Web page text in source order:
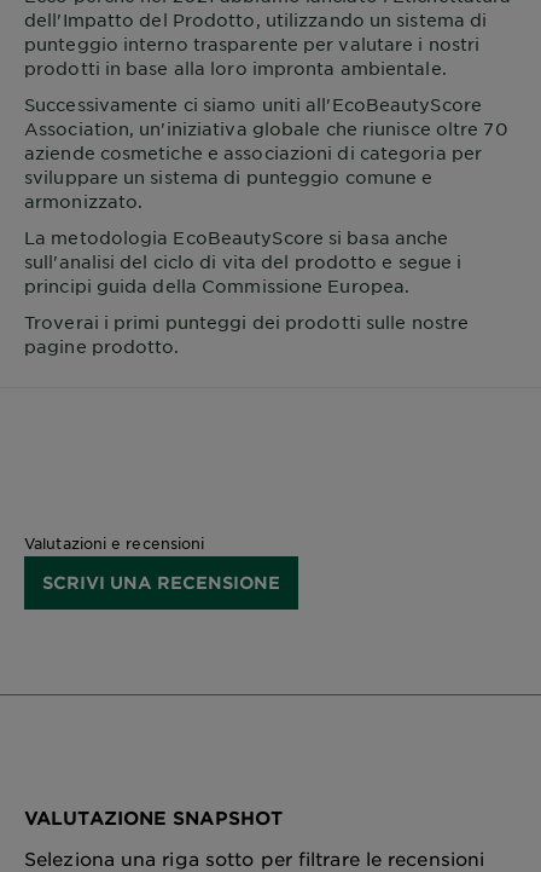
dell'Impatto del Prodotto, utilizzando un sistema di
punteggio interno trasparente per valutare i nostri
prodotti in base alla loro impronta ambientale.
Successivamente ci siamo uniti all'EcoBeautyScore
Association, un'iniziativa globale che riunisce oltre 70
aziende cosmetiche e associazioni di categoria per
sviluppare un sistema di punteggio comune e
armonizzato.
La metodologia EcoBeautyScore si basa anche
sull'analisi del ciclo di vita del prodotto e segue i
principi guida della Commissione Europea.
Troverai i primi punteggi dei prodotti sulle nostre
pagine prodotto.
Valutazioni e recensioni
SCRIVI UNA RECENSIONE
VALUTAZIONE SNAPSHOT
Seleziona una riga sotto per filtrare le recensioni